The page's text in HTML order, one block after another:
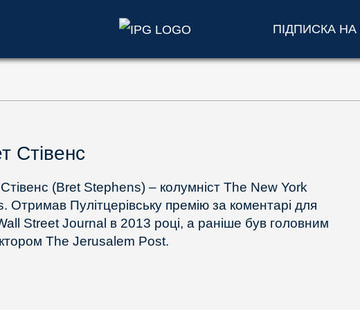
ПІДПИСКА
Стівенс
(Bret Stephens) – колумніст The New York
Отримав Пулітцерівську премію за коментарі для
Street Journal в 2013 році, а раніше був головним
The Jerusalem Post.